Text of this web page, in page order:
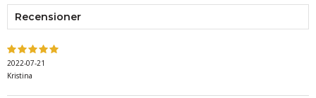
Recensioner
2022-07-21
Kristina